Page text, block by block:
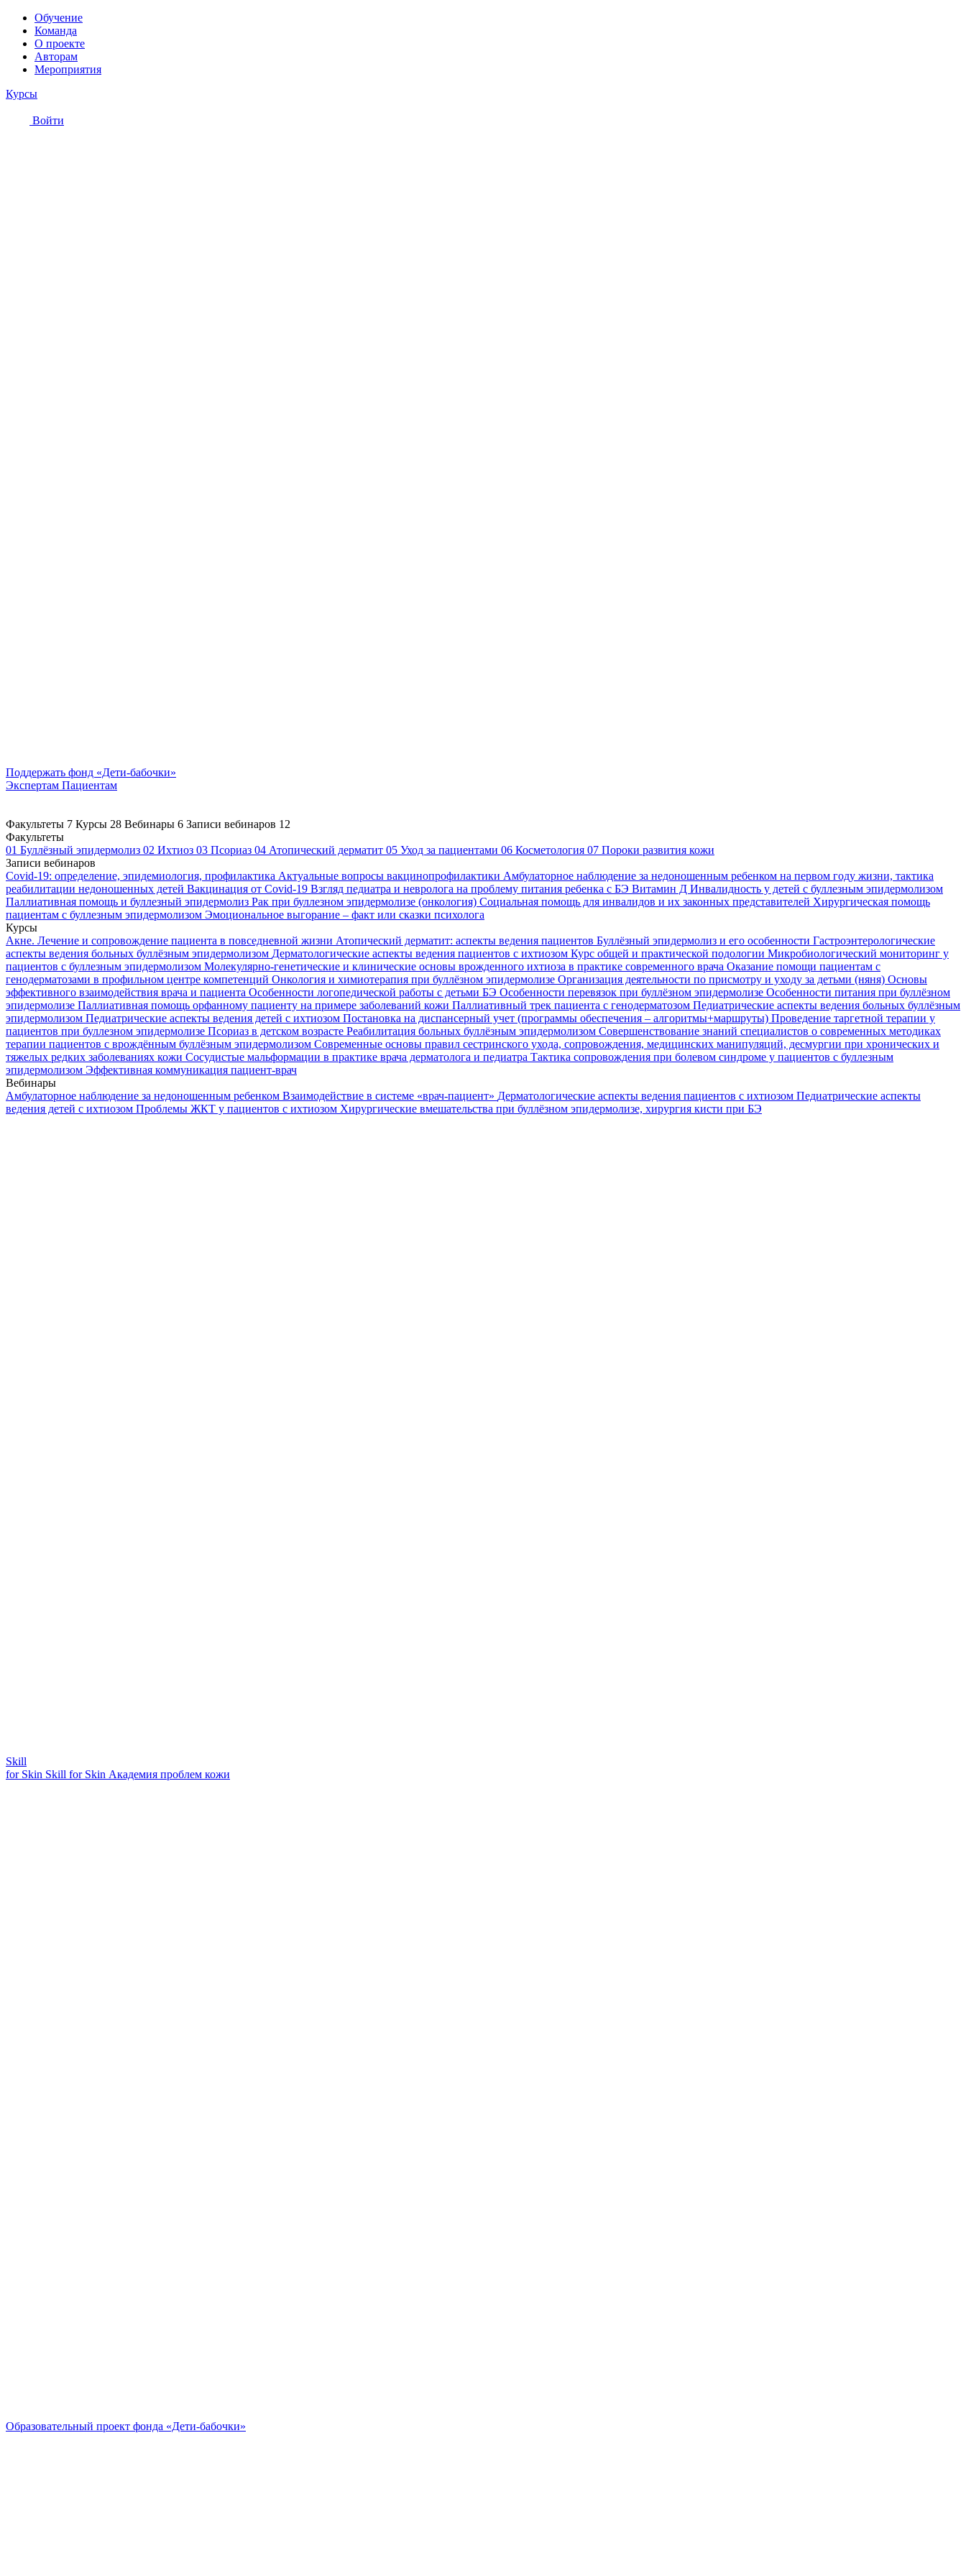
Обучение
Команда
О проекте
Авторам
Мероприятия
Курсы
Войти
Поддержать фонд «Дети-бабочки»
Экспертам Пациентам
Факультеты 7 Курсы 28 Вебинары 6 Записи вебинаров 12
Факультеты
01 Буллёзный эпидермолиз 02 Ихтиоз 03 Псориаз 04 Атопический дерматит 05 Уход за пациентами 06 Косметология 07 Пороки развития кожи
Записи вебинаров
Covid-19: определение, эпидемиология, профилактика Актуальные вопросы вакцинопрофилактики Амбулаторное наблюдение за недоношенным ребенком на первом году жизни, тактика
реабилитации недоношенных детей Вакцинация от Covid-19 Взгляд педиатра и невролога на проблему питания ребенка с БЭ Витамин Д Инвалидность у детей с буллезным эпидермолизом
Паллиативная помощь и буллезный эпидермолиз Рак при буллезном эпидермолизе (онкология) Социальная помощь для инвалидов и их законных представителей Хирургическая помощь
пациентам с буллезным эпидермолизом Эмоциональное выгорание – факт или сказки психолога
Курсы
Акне. Лечение и сопровождение пациента в повседневной жизни Атопический дерматит: аспекты ведения пациентов Буллёзный эпидермолиз и его особенности Гастроэнтерологические
аспекты ведения больных буллёзным эпидермолизом Дерматологические аспекты ведения пациентов с ихтиозом Курс общей и практической подологии Микробиологический мониторинг у
пациентов с буллезным эпидермолизом Молекулярно-генетические и клинические основы врожденного ихтиоза в практике современного врача Оказание помощи пациентам с
генодерматозами в профильном центре компетенций Онкология и химиотерапия при буллёзном эпидермолизе Организация деятельности по присмотру и уходу за детьми (няня) Основы
эффективного взаимодействия врача и пациента Особенности логопедической работы с детьми БЭ Особенности перевязок при буллёзном эпидермолизе Особенности питания при буллёзном
эпидермолизе Паллиативная помощь орфанному пациенту на примере заболеваний кожи Паллиативный трек пациента с генодерматозом Педиатрические аспекты ведения больных буллёзным
эпидермолизом Педиатрические аспекты ведения детей с ихтиозом Постановка на диспансерный учет (программы обеспечения – алгоритмы+маршруты) Проведение таргетной терапии у
пациентов при буллезном эпидермолизе Псориаз в детском возрасте Реабилитация больных буллёзным эпидермолизом Совершенствование знаний специалистов о современных методиках
терапии пациентов с врождённым буллёзным эпидермолизом Современные основы правил сестринского ухода, сопровождения, медицинских манипуляций, десмургии при хронических и
тяжелых редких заболеваниях кожи Сосудистые мальформации в практике врача дерматолога и педиатра Тактика сопровождения при болевом синдроме у пациентов с буллезным
эпидермолизом Эффективная коммуникация пациент-врач
Вебинары
Амбулаторное наблюдение за недоношенным ребенком Взаимодействие в системе «врач-пациент» Дерматологические аспекты ведения пациентов с ихтиозом Педиатрические аспекты
ведения детей с ихтиозом Проблемы ЖКТ у пациентов с ихтиозом Хирургические вмешательства при буллёзном эпидермолизе, хирургия кисти при БЭ
Skill
for Skin Skill for Skin Академия проблем кожи
Образовательный проект фонда «Дети-бабочки»